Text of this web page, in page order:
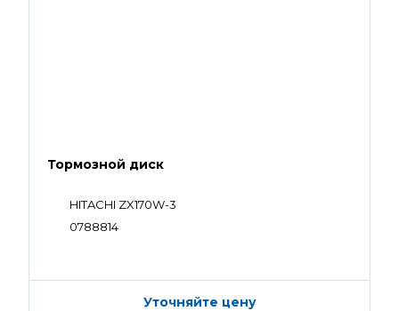
Тормозной диск
HITACHI ZX170W-3
0788814
Уточняйте цену